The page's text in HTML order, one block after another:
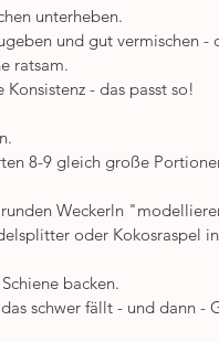
unterheben.
und gut vermischen
ratsam.
- das passt so!
8-9 gleich große
Weckerln
oder Kokosraspel
backen.
schwer fällt - und dann -